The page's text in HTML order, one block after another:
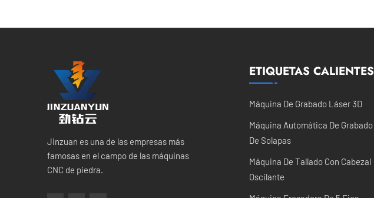
Jinzuan es una de las empresas más
famosas en el campo de las máquinas
CNC de piedra.
ETIQUETAS CALIENTES
Máquina De Grabado Láser 3D
Máquina Automática De Grabado
De Solapas
Máquina De Tallado Con Cabezal
Oscilante